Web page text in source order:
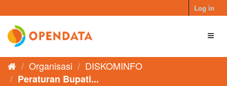
to
content
Log in
Organisasi
DISKOMINFO
Peraturan Bupati...